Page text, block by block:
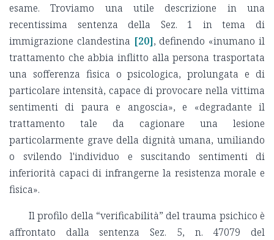
esame. Troviamo una utile descrizione in una
recentissima sentenza della Sez. 1 in tema di
immigrazione clandestina [20], definendo «inumano il
trattamento che abbia inflitto alla persona trasportata
una sofferenza fisica o psicologica, prolungata e di
particolare intensità, capace di provocare nella vittima
sentimenti di paura e angoscia», e «degradante il
trattamento tale da cagionare una lesione
particolarmente grave della dignità umana, umiliando
o svilendo l'individuo e suscitando sentimenti di
inferiorità capaci di infrangerne la resistenza morale e
fisica».
Il profilo della “verificabilità” del trauma psichico è
affrontato dalla sentenza Sez. 5, n. 47079 del